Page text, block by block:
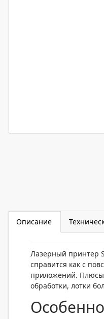
Описание
Лазерный принтер
справится как с
приложений. Плюсы
обработки, лотки